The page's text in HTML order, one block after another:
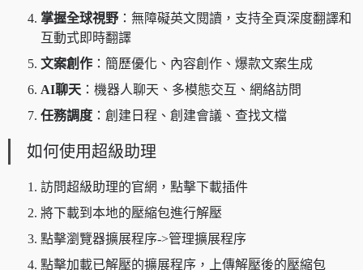
掌握全球視野 ：無障礙英文閱讀，支持全頁深度翻譯和
互動式即時翻譯
文案創作 ：簡歷優化、內容創作、爆款文案生成
AI聊天 ：機器人聊天、多模態交互、網絡訪問
任務調度 ：創建日程、創建會議、查找文檔
如何使用超級助理
訪問超級助理的官網，點擊下載插件
將下載到本地的壓縮包進行解壓
點擊瀏覽器擴展程序->管理擴展程序
點擊加載已解壓的擴展程序，上傳解壓後的壓縮包